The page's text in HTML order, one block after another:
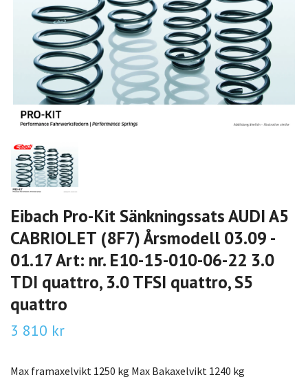
Eibach Pro-Kit Sänkningssats AUDI A5
CABRIOLET (8F7) Årsmodell 03.09 -
01.17 Art: nr. E10-15-010-06-22 3.0
TDI quattro, 3.0 TFSI quattro, S5
quattro
3 810 kr
Max framaxelvikt 1250 kg Max Bakaxelvikt 1240 kg